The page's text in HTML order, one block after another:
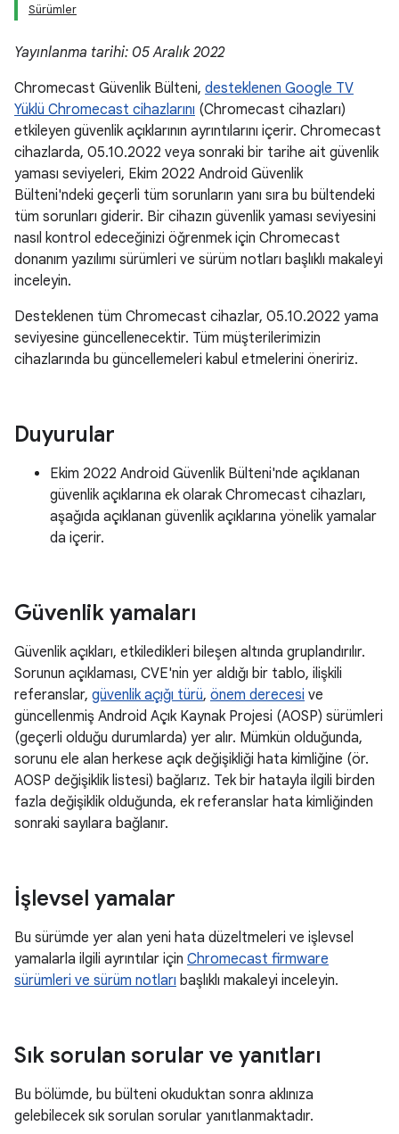
Sürümler
Yayınlanma tarihi: 05 Aralık 2022
Chromecast Güvenlik Bülteni, desteklenen Google TV
Yüklü Chromecast cihazlarını (Chromecast cihazları)
etkileyen güvenlik açıklarının ayrıntılarını içerir. Chromecast
cihazlarda, 05.10.2022 veya sonraki bir tarihe ait güvenlik
yaması seviyeleri, Ekim 2022 Android Güvenlik
Bülteni'ndeki geçerli tüm sorunların yanı sıra bu bültendeki
tüm sorunları giderir. Bir cihazın güvenlik yaması seviyesini
nasıl kontrol edeceğinizi öğrenmek için Chromecast
donanım yazılımı sürümleri ve sürüm notları başlıklı makaleyi
inceleyin.
Desteklenen tüm Chromecast cihazlar, 05.10.2022 yama
seviyesine güncellenecektir. Tüm müşterilerimizin
cihazlarında bu güncellemeleri kabul etmelerini öneririz.
Duyurular
Ekim 2022 Android Güvenlik Bülteni'nde açıklanan
güvenlik açıklarına ek olarak Chromecast cihazları,
aşağıda açıklanan güvenlik açıklarına yönelik yamalar
da içerir.
Güvenlik yamaları
Güvenlik açıkları, etkiledikleri bileşen altında gruplandırılır.
Sorunun açıklaması, CVE'nin yer aldığı bir tablo, ilişkili
referanslar, güvenlik açığı türü, önem derecesi ve
güncellenmiş Android Açık Kaynak Projesi (AOSP) sürümleri
(geçerli olduğu durumlarda) yer alır. Mümkün olduğunda,
sorunu ele alan herkese açık değişikliği hata kimliğine (ör.
AOSP değişiklik listesi) bağlarız. Tek bir hatayla ilgili birden
fazla değişiklik olduğunda, ek referanslar hata kimliğinden
sonraki sayılara bağlanır.
İşlevsel yamalar
Bu sürümde yer alan yeni hata düzeltmeleri ve işlevsel
yamalarla ilgili ayrıntılar için Chromecast firmware
sürümleri ve sürüm notları başlıklı makaleyi inceleyin.
Sık sorulan sorular ve yanıtları
Bu bölümde, bu bülteni okuduktan sonra aklınıza
gelebilecek sık sorulan sorular yanıtlanmaktadır.